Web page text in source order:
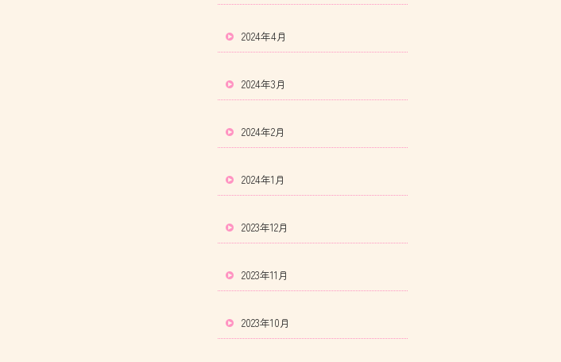
2024年4月
2024年3月
2024年2月
2024年1月
2023年12月
2023年11月
2023年10月